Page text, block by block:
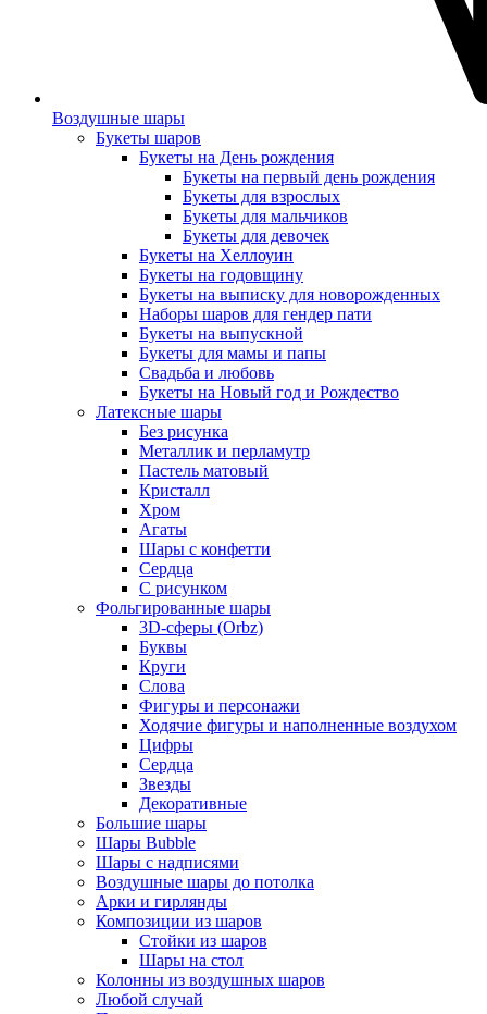
Воздушные шары
Букеты шаров
Букеты на День рождения
Букеты на первый день рождения
Букеты для взрослых
Букеты для мальчиков
Букеты для девочек
Букеты на Хеллоуин
Букеты на годовщину
Букеты на выписку для новорожденных
Наборы шаров для гендер пати
Букеты на выпускной
Букеты для мамы и папы
Свадьба и любовь
Букеты на Новый год и Рождество
Латексные шары
Без рисунка
Металлик и перламутр
Пастель матовый
Кристалл
Хром
Агаты
Шары с конфетти
Сердца
С рисунком
Фольгированные шары
3D-сферы (Orbz)
Буквы
Круги
Слова
Фигуры и персонажи
Ходячие фигуры и наполненные воздухом
Цифры
Сердца
Звезды
Декоративные
Большие шары
Шары Bubble
Шары с надписями
Воздушные шары до потолка
Арки и гирлянды
Композиции из шаров
Стойки из шаров
Шары на стол
Колонны из воздушных шаров
Любой случай